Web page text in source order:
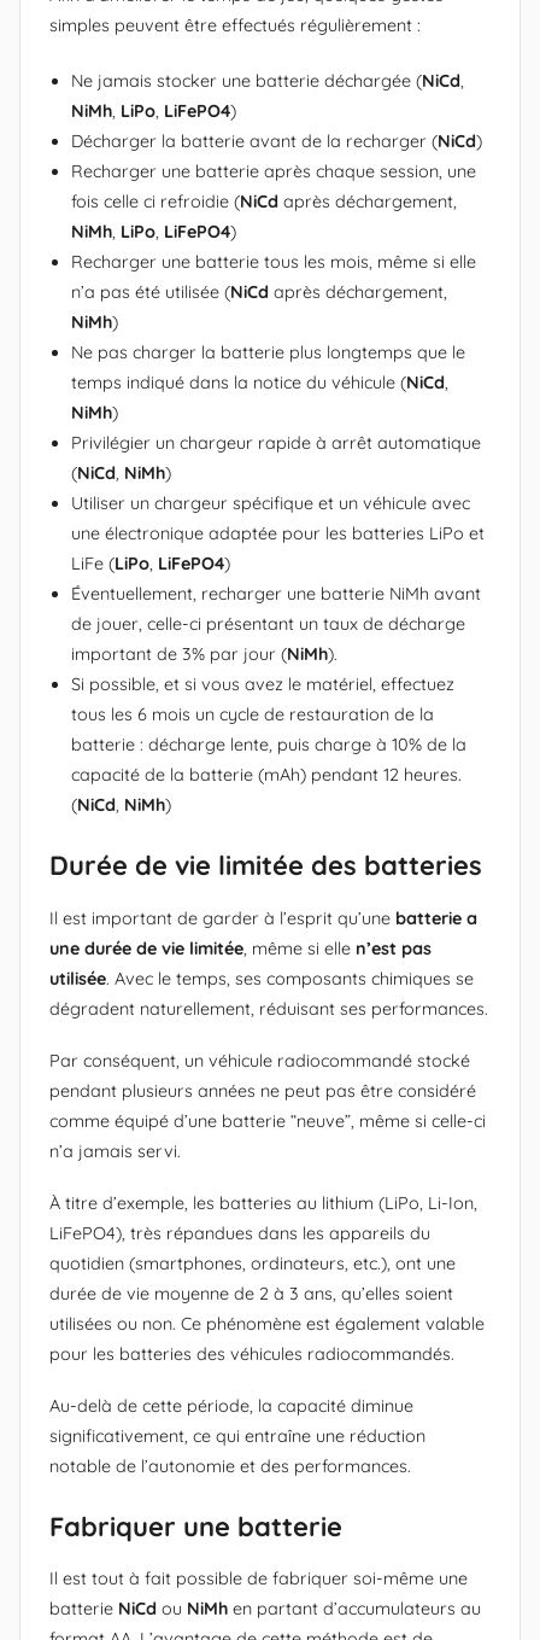
simples peuvent être effectués régulièrement :
Ne jamais stocker une batterie déchargée (NiCd,
NiMh, LiPo, LiFePO4)
Décharger la batterie avant de la recharger (NiCd)
Recharger une batterie après chaque session, une
fois celle ci refroidie (NiCd après déchargement,
NiMh, LiPo, LiFePO4)
Recharger une batterie tous les mois, même si elle
n’a pas été utilisée (NiCd après déchargement,
NiMh)
Ne pas charger la batterie plus longtemps que le
temps indiqué dans la notice du véhicule (NiCd,
NiMh)
Privilégier un chargeur rapide à arrêt automatique
(NiCd, NiMh)
Utiliser un chargeur spécifique et un véhicule avec
une électronique adaptée pour les batteries LiPo et
LiFe (LiPo, LiFePO4)
Éventuellement, recharger une batterie NiMh avant
de jouer, celle-ci présentant un taux de décharge
important de 3% par jour (NiMh).
Si possible, et si vous avez le matériel, effectuez
tous les 6 mois un cycle de restauration de la
batterie : décharge lente, puis charge à 10% de la
capacité de la batterie (mAh) pendant 12 heures.
(NiCd, NiMh)
Durée de vie limitée des batteries
Il est important de garder à l’esprit qu’une batterie a
une durée de vie limitée, même si elle n’est pas
utilisée. Avec le temps, ses composants chimiques se
dégradent naturellement, réduisant ses performances.
Par conséquent, un véhicule radiocommandé stocké
pendant plusieurs années ne peut pas être considéré
comme équipé d’une batterie “neuve”, même si celle-ci
n’a jamais servi.
À titre d’exemple, les batteries au lithium (LiPo, Li-Ion,
LiFePO4), très répandues dans les appareils du
quotidien (smartphones, ordinateurs, etc.), ont une
durée de vie moyenne de 2 à 3 ans, qu’elles soient
utilisées ou non. Ce phénomène est également valable
pour les batteries des véhicules radiocommandés.
Au-delà de cette période, la capacité diminue
significativement, ce qui entraîne une réduction
notable de l’autonomie et des performances.
Fabriquer une batterie
Il est tout à fait possible de fabriquer soi-même une
batterie NiCd ou NiMh en partant d’accumulateurs au